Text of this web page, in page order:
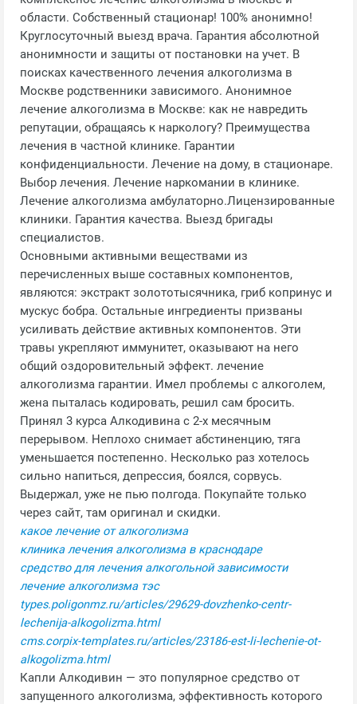
области. Собственный стационар! 100% анонимно!
Круглосуточный выезд врача. Гарантия абсолютной
анонимности и защиты от постановки на учет. В
поисках качественного лечения алкоголизма в
Москве родственники зависимого. Анонимное
лечение алкоголизма в Москве: как не навредить
репутации, обращаясь к наркологу? Преимущества
лечения в частной клинике. Гарантии
конфиденциальности. Лечение на дому, в стационаре.
Выбор лечения. Лечение наркомании в клинике.
Лечение алкоголизма амбулаторно.Лицензированные
клиники. Гарантия качества. Выезд бригады
специалистов.
Основными активными веществами из
перечисленных выше составных компонентов,
являются: экстракт золототысячника, гриб копринус и
мускус бобра. Остальные ингредиенты призваны
усиливать действие активных компонентов. Эти
травы укрепляют иммунитет, оказывают на него
общий оздоровительный эффект. лечение
алкоголизма гарантии. Имел проблемы с алкоголем,
жена пыталась кодировать, решил сам бросить.
Принял 3 курса Алкодивина с 2-х месячным
перерывом. Неплохо снимает абстиненцию, тяга
уменьшается постепенно. Несколько раз хотелось
сильно напиться, депрессия, боялся, сорвусь.
Выдержал, уже не пью полгода. Покупайте только
через сайт, там оригинал и скидки.
какое лечение от алкоголизма
клиника лечения алкоголизма в краснодаре
средство для лечения алкогольной зависимости
лечение алкоголизма тэс
types.poligonmz.ru/articles/29629-dovzhenko-centr-
lechenija-alkogolizma.html
cms.corpix-templates.ru/articles/23186-est-li-lechenie-ot-
alkogolizma.html
Капли Алкодивин — это популярное средство от
запущенного алкоголизма, эффективность которого